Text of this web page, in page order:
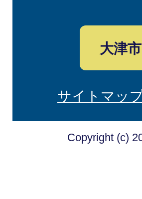
大津
サイトマッ
Copyright (c)